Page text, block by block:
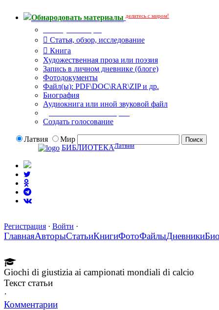
Обнародовать материалы делитесь с миром!
Статья, обзор, исследование
Книга
Художественная проза или поэзия
Запись в личном дневнике (блоге)
Фотодокументы
Файл(ы): PDF\DOC\RAR\ZIP и др.
Биография
Аудиокнига или иной звуковой файл
Создать голосование
Латвия
Мир
БИБЛИОТЕКАЛатвии
Регистрация · Войти ·
ГлавнаяАвторыСтатьиКнигиФотоФайлыДневники
Giochi di giustizia ai campionati mondiali di calcio
Текст статьи
·
Комментарии